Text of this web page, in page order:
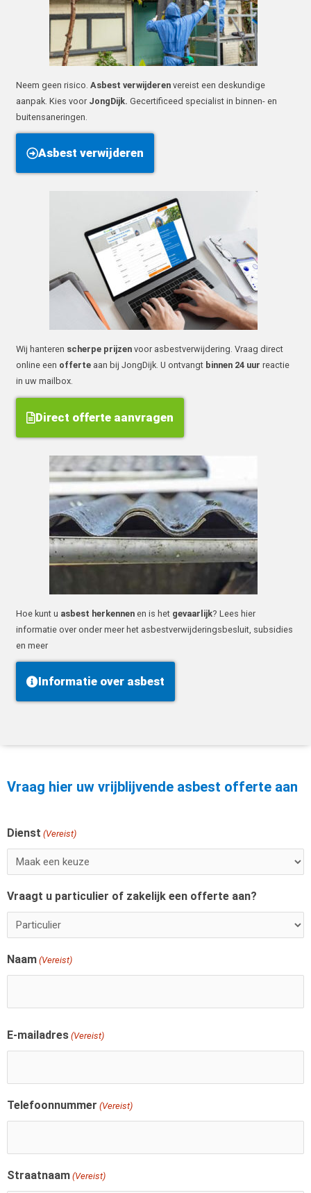
Neem geen risico. Asbest verwijderen vereist een deskundige
aanpak. Kies voor JongDijk. Gecertificeed specialist in binnen- en
buitensaneringen.
Asbest verwijderen
Wij hanteren scherpe prijzen voor asbestverwijdering. Vraag direct
online een offerte aan bij JongDijk. U ontvangt binnen 24 uur reactie
in uw mailbox.
Direct offerte aanvragen
Hoe kunt u asbest herkennen en is het gevaarlijk? Lees hier
informatie over onder meer het asbestverwijderingsbesluit, subsidies
en meer
Informatie over asbest
Vraag hier uw vrijblijvende asbest offerte aan
Dienst (Vereist)
Vraagt u particulier of zakelijk een offerte aan?
Naam (Vereist)
Voornaam
E-mailadres (Vereist)
Telefoonnummer (Vereist)
Straatnaam (Vereist)